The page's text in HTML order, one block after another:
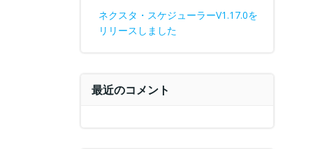
ネクスタ・スケジューラーV1.17.0を
リリースしました
最近のコメント